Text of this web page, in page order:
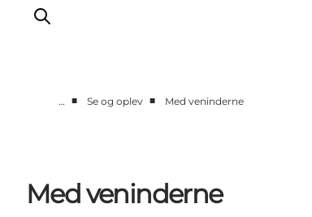
Kunstlandet
Se og oplev
… ■ Se og oplev ■ Med veninderne
Med veninderne